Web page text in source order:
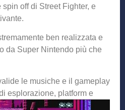
off di Street Fighter, e
ben realizzata e
da Super Nintendo più che
le musiche e il gameplay
esplorazione, platform e